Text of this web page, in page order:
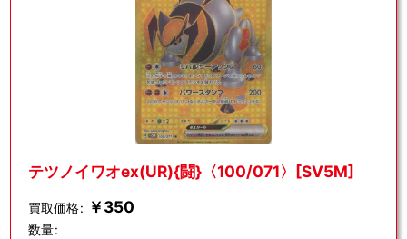
テツノイワオex(UR){闘}〈100/071〉[SV5M]
買取価格: ￥350
数量: